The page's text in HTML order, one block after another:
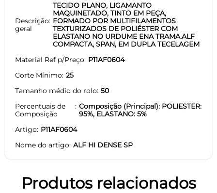
Descrição
geral
TECIDO PLANO, LIGAMANTO
MAQUINETADO, TINTO EM PEÇA,
FORMADO POR MULTIFILAMENTOS
TEXTURIZADOS DE POLIÉSTER COM
ELASTANO NO URDUME ENA TRAMA.ALF
COMPACTA, SPAN, EM DUPLA TECELAGEM
Material Ref p/Preço P11AF0604
Corte Mínimo 25
Tamanho médio do rolo 50
Percentuais de
Composição
Composição (Principal): POLIESTER:
95%, ELASTANO: 5%
Artigo P11AF0604
Nome do artigo ALF HI DENSE SP
Produtos relacionados